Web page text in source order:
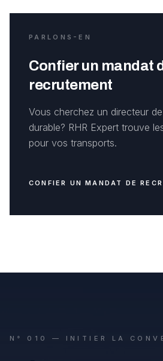
PARLONS-EN
Confier un mandat
recrutement
Vous cherchez un directeur
durable? RHR Expert trouve
pour vos transports.
CONFIER UN MANDAT DE
N° 010 — INITIER LA